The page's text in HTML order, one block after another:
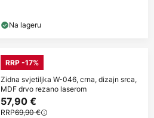
Na lageru
RRP -17%
Zidna svjetiljka W-046, crna, dizajn srca,
MDF drvo rezano laserom
57,90 €
RRP69,90 €